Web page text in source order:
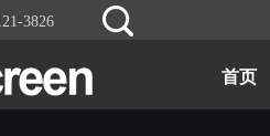
首页
3826